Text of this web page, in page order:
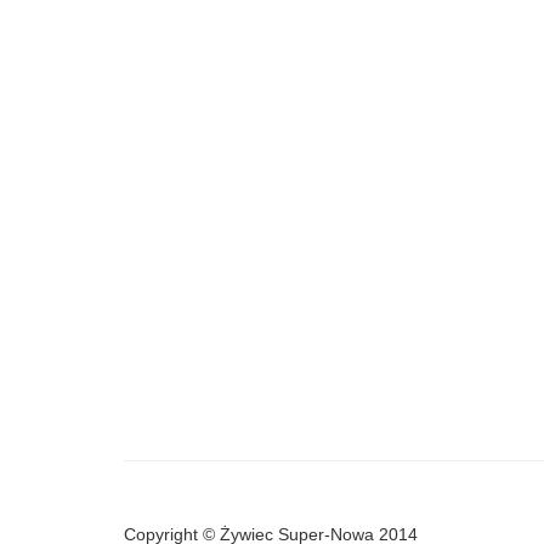
Copyright © Żywiec Super-Nowa 2014